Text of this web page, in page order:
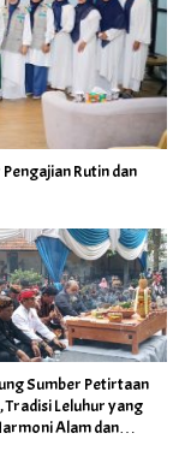
Pengajian Rutin dan
Sumber Petirtaan
Tradisi Leluhur yang
Alam dan